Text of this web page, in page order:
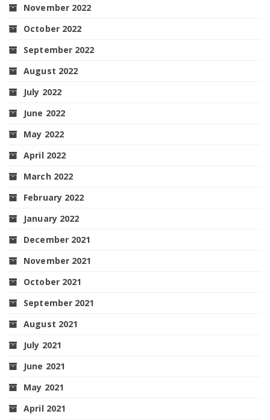
November 2022
October 2022
September 2022
August 2022
July 2022
June 2022
May 2022
April 2022
March 2022
February 2022
January 2022
December 2021
November 2021
October 2021
September 2021
August 2021
July 2021
June 2021
May 2021
April 2021